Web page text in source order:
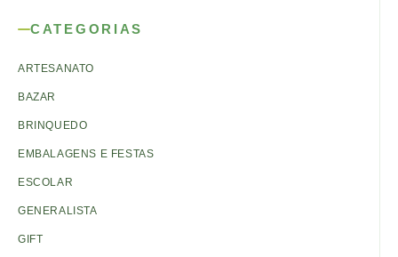
CATEGORIAS
ARTESANATO
BAZAR
BRINQUEDO
EMBALAGENS E FESTAS
ESCOLAR
GENERALISTA
GIFT